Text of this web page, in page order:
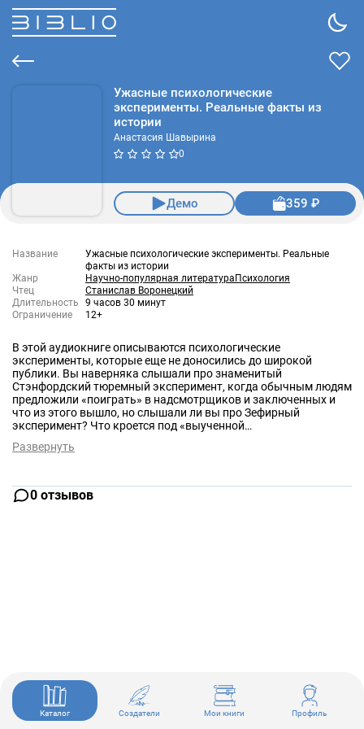
Ужасные психологические
эксперименты. Реальные факты из
истории
Анастасия Шавырина
0
Демо 359 ₽
Название
Ужасные психологические эксперименты. Реальные
факты из истории
Жанр
Научно-популярная литература Психология
Чтец
Станислав Воронецкий
Длительность
9 часов 30 минут
Ограничение
12+
В этой аудиокниге описываются психологические
эксперименты, которые еще не доносились до широкой
публики. Вы наверняка слышали про знаменитый
Стэнфордский тюремный эксперимент, когда обычным людям
предложили «поиграть» в надсмотрщиков и заключенных и
что из этого вышло, но слышали ли вы про Зефирный
эксперимент? Что кроется под «выученной
погибают в идеальных условиях жизни? Прочитав про
Развернуть
0 отзывов
Каталог Создатели Мои книги Профиль